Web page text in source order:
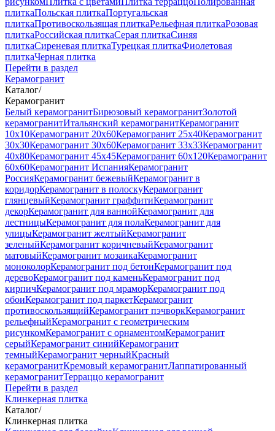
плиткаПольская плиткаПортугальская
плиткаПротивоскользящая плиткаРельефная плиткаРозовая
плиткаРоссийская плиткаСерая плиткаСиняя
плиткаСиреневая плиткаТурецкая плиткаФиолетовая
плиткаЧерная плитка
Перейти в раздел
Керамогранит
Каталог/
Керамогранит
Белый керамогранитБирюзовый керамогранитЗолотой
керамогранитИтальянский керамогранитКерамогранит
10x10Керамогранит 20x60Керамогранит 25x40Керамогранит
30x30Керамогранит 30x60Керамогранит 33x33Керамогранит
40x80Керамогранит 45x45Керамогранит 60x120Керамогранит
60x60Керамогранит ИспанияКерамогранит
РоссияКерамогранит бежевыйКерамогранит в
коридорКерамогранит в полоскуКерамогранит
глянцевыйКерамогранит граффитиКерамогранит
декорКерамогранит для ваннойКерамогранит для
лестницыКерамогранит для полаКерамогранит для
улицыКерамогранит желтыйКерамогранит
зеленыйКерамогранит коричневыйКерамогранит
матовыйКерамогранит мозаикаКерамогранит
моноколорКерамогранит под бетонКерамогранит под
деревоКерамогранит под каменьКерамогранит под
кирпичКерамогранит под мраморКерамогранит под
обоиКерамогранит под паркетКерамогранит
противоскользящийКерамогранит пэчворкКерамогранит
рельефныйКерамогранит с геометрическим
рисункомКерамогранит с орнаментомКерамогранит
серыйКерамогранит синийКерамогранит
темныйКерамогранит черныйКрасный
керамогранитКремовый керамогранитЛаппатированный
керамогранитТерраццо керамогранит
Перейти в раздел
Клинкерная плитка
Каталог/
Клинкерная плитка